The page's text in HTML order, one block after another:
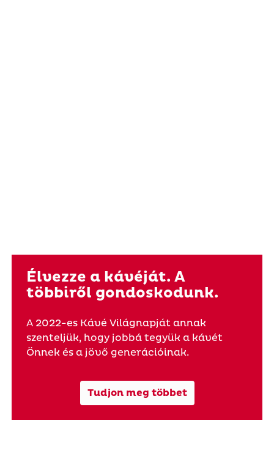
Élvezze a kávéját. A
többiről gondoskodunk.
A 2022-es Kávé Világnapját annak
szenteljük, hogy jobbá tegyük a kávét
Önnek és a jövő generációinak.
Tudjon meg többet